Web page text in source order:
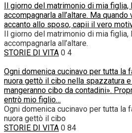
Il giorno del matrimonio di mia figlia,
accompagnarla all’altare. Ma
accanto allo sposo, capii il vero
Il giorno del matrimonio di mia figlia,
accompagnarla all’altare.
STORIE DI VITA 0 4
Ogni domenica cucinavo per tutta la
nuora gettò il cibo nella spazzatura
mangeranno cibo da contadini».
entrò mio figlio…
Ogni domenica cucinavo per tutta la
nuora gettò il cibo
STORIE DI VITA 0 84